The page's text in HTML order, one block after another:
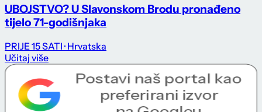
UBOJSTVO? U Slavonskom Brodu pronađeno
tijelo 71-godišnjaka
PRIJE 15 SATI · Hrvatska
Učitaj više